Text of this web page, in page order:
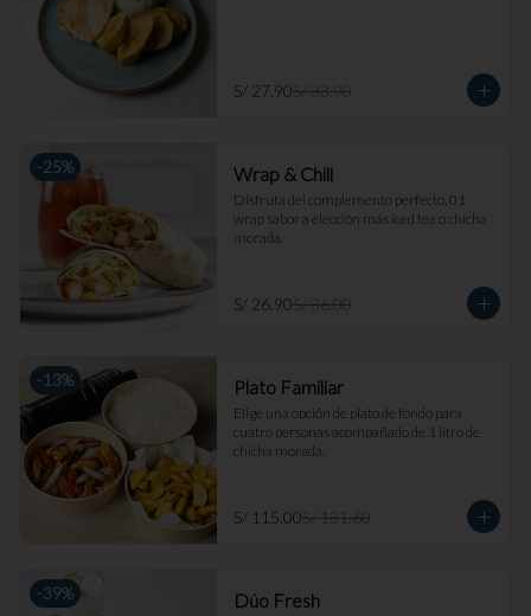
S/ 27.90S/ 33.90
-25% Wrap & Chill
Disfruta del complemento perfecto, 01
wrap sabor a elección más iced tea o chicha
morada.
S/ 26.90S/ 36.00
-13% Plato Familiar
Elige una opción de plato de fondo para
cuatro personas acompañado de 1 litro de
chicha morada.
S/ 115.00S/ 131.60
-39% Dúo Fresh